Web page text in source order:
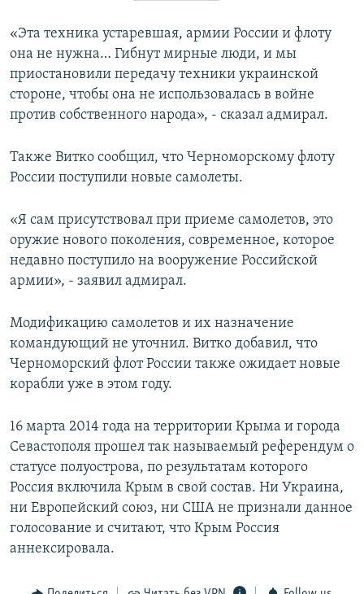
УКРАИНСКАЯ ПРОБЛЕМА КРЫМА
Все сайты RFE/RL
«Эта техника устаревшая, армии России и флоту
она не нужна… Гибнут мирные люди, и мы
приостановили передачу техники украинской
стороне, чтобы она не использовалась в войне
против собственного народа», - сказал адмирал.
Также Витко сообщил, что Черноморскому флоту
России поступили новые самолеты.
«Я сам присутствовал при приеме самолетов, это
оружие нового поколения, современное, которое
недавно поступило на вооружение Российской
армии», - заявил адмирал.
Модификацию самолетов и их назначение
командующий не уточнил. Витко добавил, что
Черноморский флот России также ожидает новые
корабли уже в этом году.
16 марта 2014 года на территории Крыма и города
Севастополя прошел так называемый референдум о
статусе полуострова, по результатам которого
Россия включила Крым в свой состав. Ни Украина,
ни Европейский союз, ни США не признали данное
голосование и считают, что Крым Россия
аннексировала.